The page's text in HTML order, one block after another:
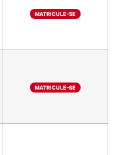
MATRICULE-SE
MATRICULE-SE